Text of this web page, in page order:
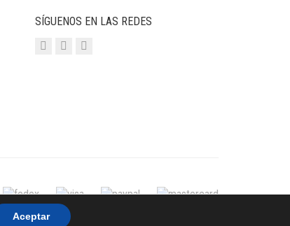
SÍGUENOS EN LAS REDES
Aceptar